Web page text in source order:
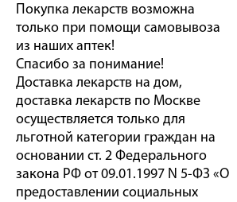
Покупка лекарств возможна
только при помощи самовывоза
из наших аптек!
Спасибо за понимание!
Доставка лекарств на дом,
доставка лекарств по Москве
осуществляется только для
льготной категории граждан на
основании ст. 2 Федерального
закона РФ от 09.01.1997 N 5-ФЗ «О
предоставлении социальных